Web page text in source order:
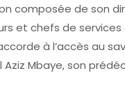
composée de son
et chefs de
à l’accès au
Mbaye, son